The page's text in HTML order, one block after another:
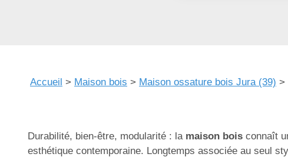
Accueil > Maison bois > Maison ossature bois Jura (39) >
Durabilité, bien-être, modularité : la maison bois connaît
esthétique contemporaine. Longtemps associée au seul